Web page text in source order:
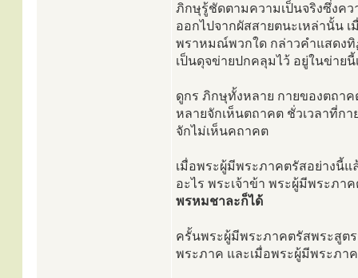
ภิกษุรู้ชัดตามความเป็นจริงซึ่งค
ออกไปจากผัสสายตนะเหล่านั้น
พราหมณ์พวกใด กล่าวคำแสดง
เป็นดุจข่ายปกคลุมไว้ อยู่ในข่าย
ดูกร ภิกษุทั้งหลาย กายของตถา
หลายจักเห็นตถาคต ชั่วเวลาที่ก
จักไม่เห็นคถาคต
เมื่อพระผู้มีพระภาคตรัสอย่างนี้
อะไร พระเจ้าข้า พระผู้มีพระภา
พรหมชาละก็ได้
ครั้นพระผู้มีพระภาคตรัสพระสูต
พระภาค และเมื่อพระผู้มีพระภ